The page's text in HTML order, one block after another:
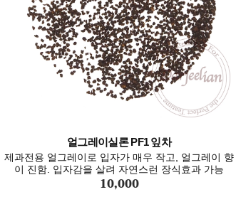
얼그레이실론 PF1 잎차
제과전용 얼그레이로 입자가 매우 작고, 얼그레이 향
이 진함. 입자감을 살려 자연스런 장식효과 가능
10,000